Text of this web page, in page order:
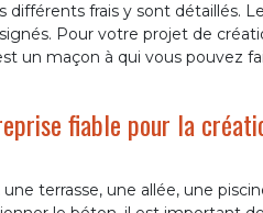
différents frais y sont détaillés.
Pour votre projet de
un maçon à qui vous pouvez
fiable pour la
terrasse, une allée, une